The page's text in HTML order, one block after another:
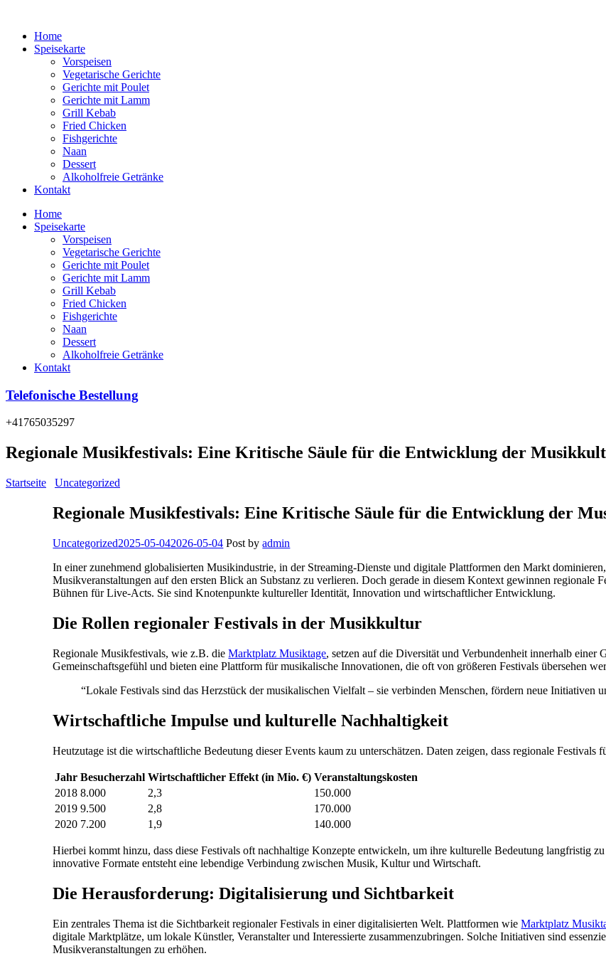
Home
Speisekarte
Vorspeisen
Vegetarische Gerichte
Gerichte mit Poulet
Gerichte mit Lamm
Grill Kebab
Fried Chicken
Fishgerichte
Naan
Dessert
Alkoholfreie Getränke
Kontakt
Home
Speisekarte
Vorspeisen
Vegetarische Gerichte
Gerichte mit Poulet
Gerichte mit Lamm
Grill Kebab
Fried Chicken
Fishgerichte
Naan
Dessert
Alkoholfreie Getränke
Kontakt
Telefonische Bestellung
+41765035297
Regionale Musikfestivals: Eine Kritische Säule für die Entwicklung der
Startseite Uncategorized
Regionale Musikfestivals: Eine Kritische Säule für die Entwicklung der
Categories
Uncategorized2025-05-042026-05-04 Post byadmin
In einer zunehmend globalisierten Musikindustrie, in der Streaming-Dienste und digitale Plattformen den Markt
Musikveranstaltungen auf den ersten Blick an Substanz zu verlieren. Doch gerade in diesem Kontext gewinnen regionale
Bühnen für Live-Acts. Sie sind Knotenpunkte kultureller Identität, Innovation und wirtschaftlicher Entwicklung.
Die Rollen regionaler Festivals in der Musikkultur
Regionale Musikfestivals, wie z.B. dieMarktplatz Musiktage, setzen auf die Diversität und Verbundenheit innerhalb einer
Gemeinschaftsgefühl und bieten eine Plattform für musikalische Innovationen, die oft von größeren Festivals übersehen
“Lokale Festivals sind das Herzstück der musikalischen Vielfalt – sie verbinden Menschen, fördern neue Initiativen
Wirtschaftliche Impulse und kulturelle Nachhaltigkeit
Heutzutage ist die wirtschaftliche Bedeutung dieser Events kaum zu unterschätzen. Daten zeigen, dass regionale
Jahr Besucherzahl Wirtschaftlicher Effekt (in Mio. €) Veranstaltungskosten
2018 8.000 2,3
150.000
2019 9.500 2,8
170.000
2020 7.200 1,9 140.000
Hierbei kommt hinzu, dass diese Festivals oft nachhaltige Konzepte entwickeln, um ihre kulturelle Bedeutung langfristig
innovative Formate entsteht eine lebendige Verbindung zwischen Musik, Kultur und Wirtschaft.
Die Herausforderung: Digitalisierung und Sichtbarkeit
Ein zentrales Thema ist die Sichtbarkeit regionaler Festivals in einer digitalisierten Welt. Plattformen wieMarktplatz
digitale Marktplätze, um lokale Künstler, Veranstalter und Interessierte zusammenzubringen. Solche Initiativen sind
Musikveranstaltungen zu erhöhen.